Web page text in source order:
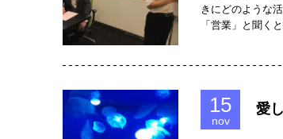
きにどのような
「営業」と聞く
15
nov
愛